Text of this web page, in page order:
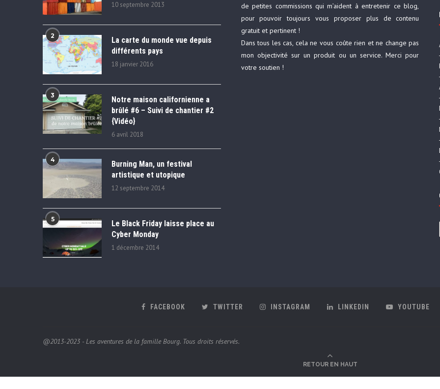
10 septembre 2013
2
La carte du monde vue depuis
différents pays
18 janvier 2016
3
Notre maison californienne a
brûlé #6 – Suivi de chantier #2
{Vidéo}
6 avril 2018
4
Burning Man, un festival
artistique et utopique
12 septembre 2014
5
Le Black Friday laisse place au
Cyber Monday
1 décembre 2014
de petites commissions qui m’aident à entretenir ce blog,
pour pouvoir toujours vous proposer plus de contenu
gratuit et pertinent !
Dans tous les cas, cela ne vous coûte rien et ne change pas
mon objectivité sur un produit ou un service. Merci pour
votre soutien !
FACEBOOK TWITTER INSTAGRAM LINKEDIN YOUTUBE
@2013-2023 - Les aventures de la famille Bourg. Tous droits réservés.
RETOUR EN HAUT